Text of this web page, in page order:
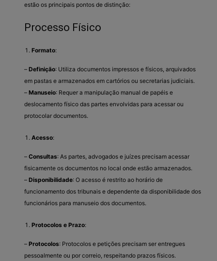
estão os principais pontos de distinção:
Processo Físico
Formato:
– Definição: Utiliza documentos impressos e físicos, arquivados
em pastas e armazenados em cartórios ou secretarias judiciais.
– Manuseio: Requer a manipulação manual de papéis e
deslocamento físico das partes envolvidas para acessar ou
protocolar documentos.
Acesso:
– Consultas: As partes, advogados e juízes precisam acessar
fisicamente os documentos no local onde estão armazenados.
– Disponibilidade: O acesso é restrito ao horário de
funcionamento dos tribunais e dependente da disponibilidade dos
funcionários para manuseio dos documentos.
Protocolos e Prazo:
– Protocolos: Protocolos e petições precisam ser entregues
pessoalmente ou por correio, respeitando prazos físicos.